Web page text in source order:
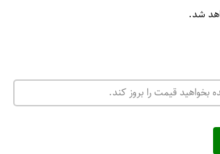
شد.
بخواهید قیمت را بروز کند.